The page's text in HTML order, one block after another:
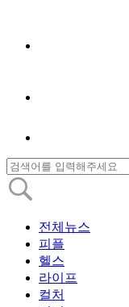
전체뉴스
피플
헬스
라이프
컬처